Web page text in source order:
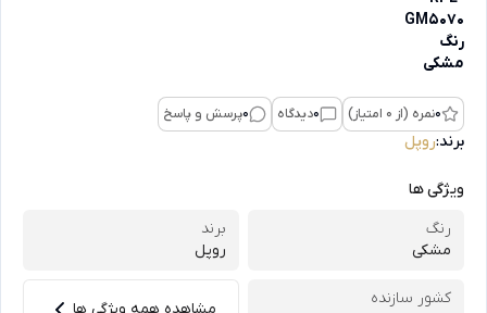
GM5070
رنگ
مشکی
0نمره (از 0 امتیاز) 0دیدگاه 0پرسش و پاسخ
برند:روپل
ویژگی ها
رنگ
مشکی
برند
روپل
کشور سازنده